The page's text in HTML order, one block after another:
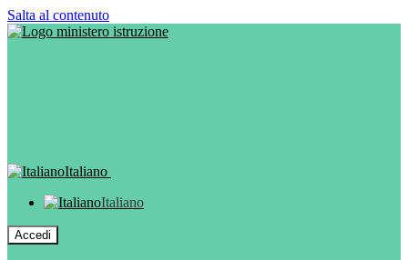
Salta al contenuto
Italiano
Italiano
Accedi